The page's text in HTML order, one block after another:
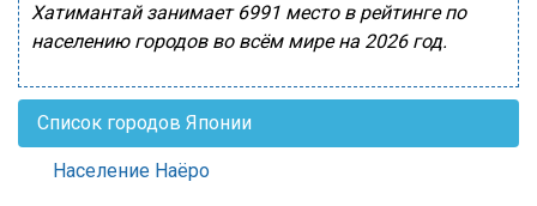
Хатимантай занимает 6991 место в рейтинге по
населению городов во всём мире на 2026 год.
Список городов Японии
Население Наёро